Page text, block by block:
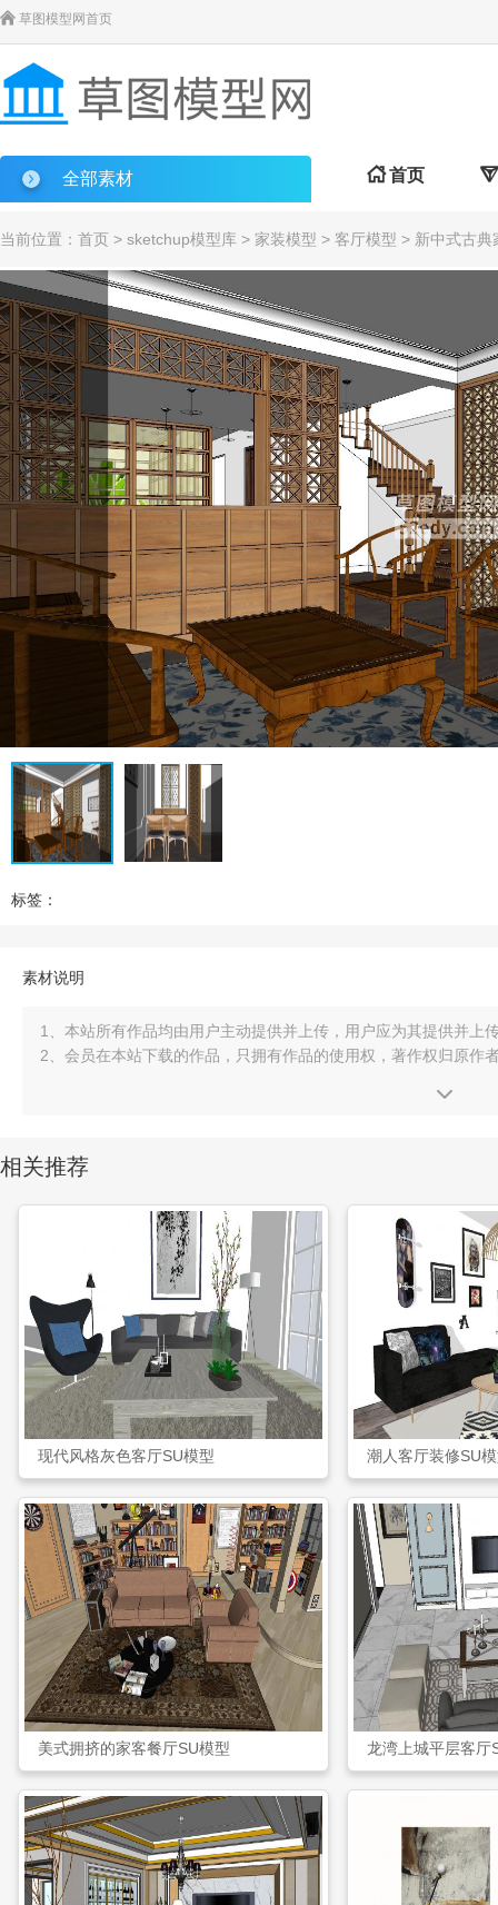
 草图模型网首页
全部素材 首页 
当前位置： 首页 > sketchup模型库 > 家装模型 > 客厅模型 > 新中式古典
标签：
素材说明
1、本站所有作品均由用户主动提供并上传，用户应为其提供并上
2、会员在本站下载的作品，只拥有作品的使用权，著作权归原作
相关推荐
现代风格灰色客厅SU模型 潮人客厅装修SU
美式拥挤的家客餐厅SU模型 龙湾上城平层客厅